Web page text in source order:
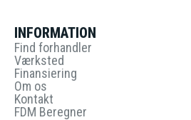
INFORMATION
Find forhandler
Værksted
Finansiering
Om os
Kontakt
FDM Beregner